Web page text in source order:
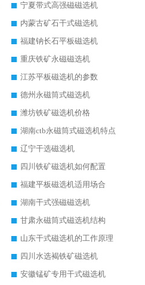
宁夏带式高强磁磁选机
内蒙古矿石干式磁选机
福建钠长石平板磁选机
重庆铁矿永磁磁选机
江苏平板磁选机的参数
德州永磁筒式磁选机
潍坊铁矿磁选机价格
湖南ctb永磁筒式磁选机特点
辽宁干选磁选机
四川铁矿磁选机如何配置
福建平板磁选机适用场合
湖南干式强磁磁选机
甘肃永磁筒式磁选机结构
山东干式磁选机的工作原理
四川水选褐铁矿磁选机
安徽锰矿专用干式磁选机